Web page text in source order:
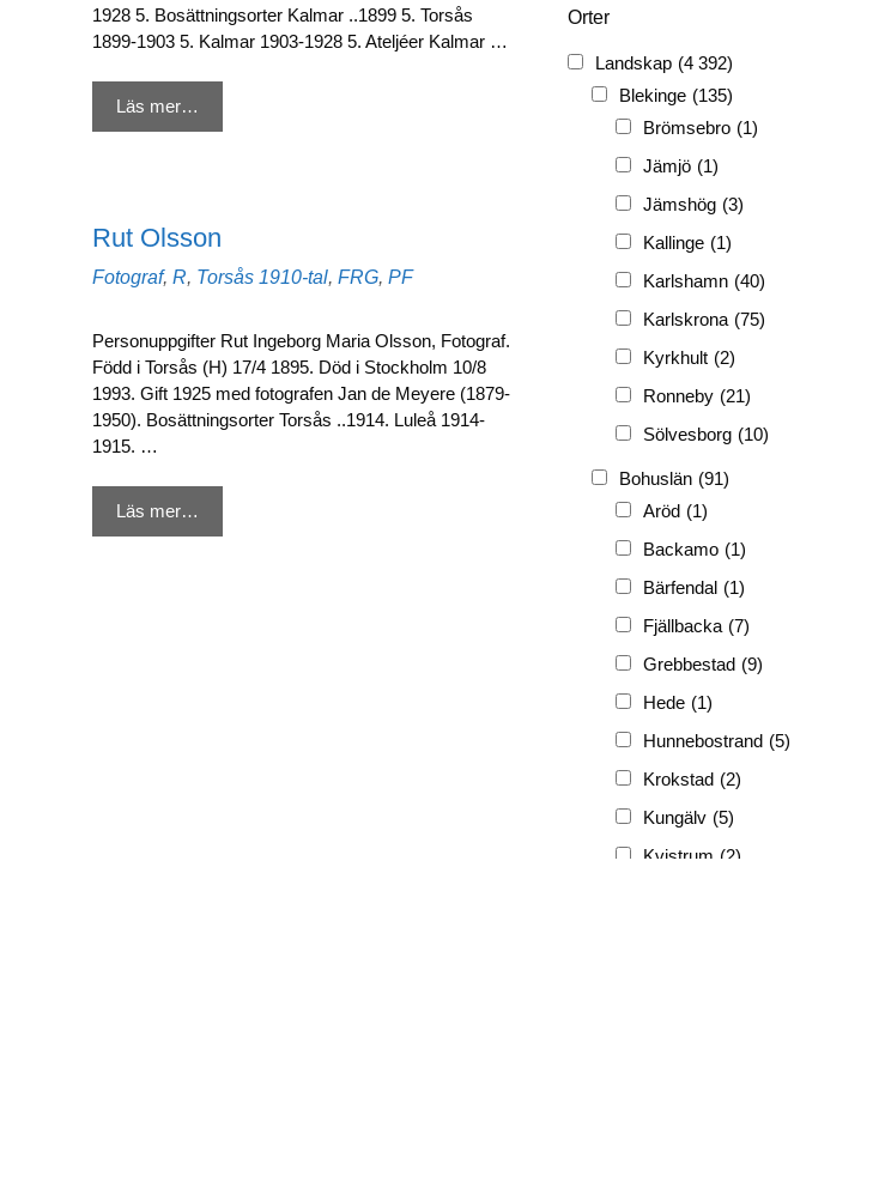
1928 5. Bosättningsorter Kalmar ..1899 5. Torsås
1899-1903 5. Kalmar 1903-1928 5. Ateljéer Kalmar …
Läs mer…
Rut Olsson
Kategorier
Fotograf, R, Torsås Etiketter
1910-tal, FRG, PF
Personuppgifter Rut Ingeborg Maria Olsson, Fotograf.
Född i Torsås (H) 17/4 1895. Död i Stockholm 10/8
1993. Gift 1925 med fotografen Jan de Meyere (1879-
1950). Bosättningsorter Torsås ..1914. Luleå 1914-
1915. …
Läs mer…
FH
(338)
FRG
(3 189)
PF (3 882)
PIONJÄR (129)
Orter
Landskap (4 392)
Blekinge (135)
Brömsebro (1)
Jämjö (1)
Jämshög (3)
Kallinge (1)
Karlshamn (40)
Karlskrona (75)
Kyrkhult (2)
Ronneby (21)
Sölvesborg (10)
Bohuslän (91)
Aröd (1)
Backamo (1)
Bärfendal (1)
Fjällbacka (7)
Grebbestad (9)
Hede (1)
Hunnebostrand (5)
Krokstad (2)
Kungälv (5)
Kvistrum (2)